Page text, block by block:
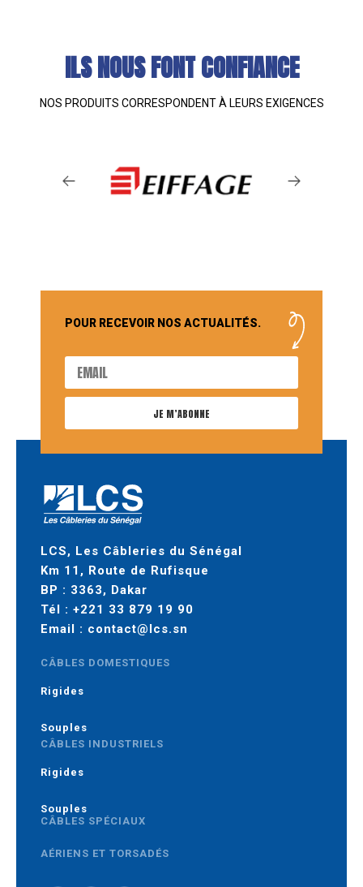
ILS NOUS FONT CONFIANCE
NOS PRODUITS CORRESPONDENT À LEURS EXIGENCES
POUR RECEVOIR NOS ACTUALITÉS.
JE M’ABONNE
LCS, Les Câbleries du Sénégal
Km 11, Route de Rufisque
BP : 3363, Dakar
Tél : +221 33 879 19 90
Email : contact@lcs.sn
CÂBLES DOMESTIQUES
Rigides
Souples
CÂBLES INDUSTRIELS
Rigides
Souples
CÂBLES SPÉCIAUX
AÉRIENS ET TORSADÉS